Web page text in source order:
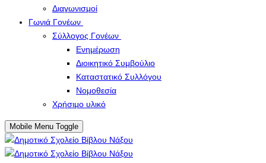
Διαγωνισμοί
Γωνιά Γονέων
Σύλλογος Γονέων
Ενημέρωση
Διοικητικό Συμβούλιο
Καταστατικό Συλλόγου
Νομοθεσία
Χρήσιμο υλικό
Mobile Menu Toggle